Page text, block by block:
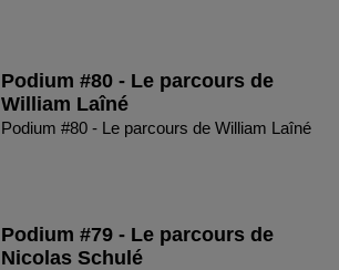
Podium #80 - Le parcours de
William Laîné
Podium #80 - Le parcours de William Laîné
Podium #79 - Le parcours de
Nicolas Schulé